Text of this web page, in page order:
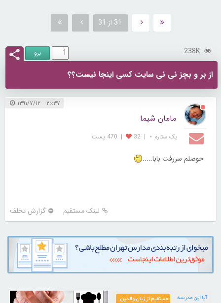
31 از 31
238K
از بر و بچز نی نی سایت کسی اینجا نیست؟؟
۲۰:۳۷ ۱۳۹۱/۷/۱۲
مامان شیما
یک ستاره ⋆ |
32
| 470 پست
حوصلم سررفت بابا.....
لینک مستقیم گزارش تخلف